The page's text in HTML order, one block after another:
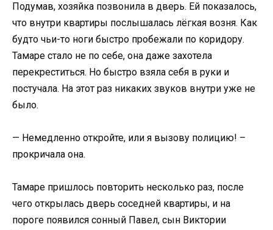
Подумав, хозяйка позвонила в дверь. Ей показалось,
что внутри квартиры послышалась лёгкая возня. Как
будто чьи-то ноги быстро пробежали по коридору.
Тамаре стало не по себе, она даже захотела
перекреститься. Но быстро взяла себя в руки и
постучала. На этот раз никаких звуков внутри уже не
было.
— Немедленно откройте, или я вызову полицию! –
прокричала она.
Тамаре пришлось повторить несколько раз, после
чего открылась дверь соседней квартиры, и на
пороге появился сонный Павел, сын Виктории